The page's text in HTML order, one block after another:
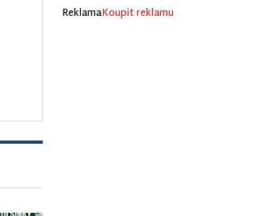
ReklamaKoupit reklamu